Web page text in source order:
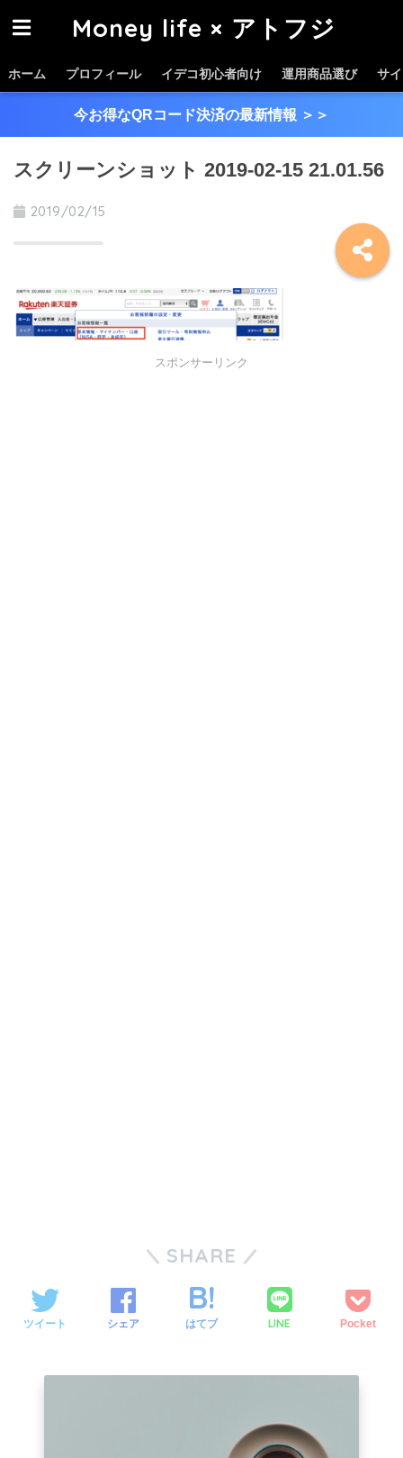
Money life × アトフジ
ホーム プロフィール イデコ初心者向け 運用商品選び サ
今お得なQRコード決済の最新情報 ＞＞
スクリーンショット 2019-02-15 21.01.56
2019/02/15
スポンサーリンク
SHARE
ツイート シェア はてブ LINE Pocket